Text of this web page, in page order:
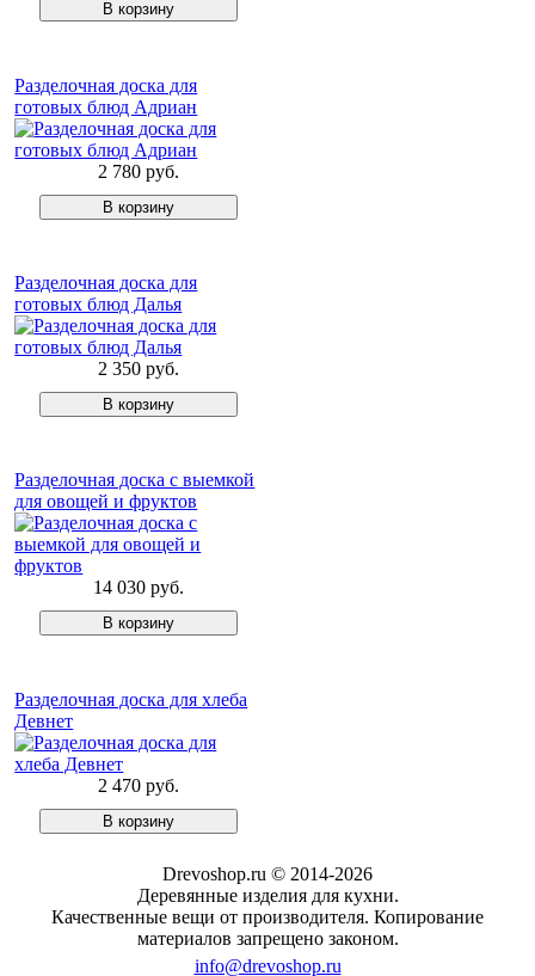
Разделочная доска для
готовых блюд Адриан
2 780 руб.
Разделочная доска для
готовых блюд Далья
2 350 руб.
Разделочная доска с выемкой
для овощей и фруктов
14 030 руб.
Разделочная доска для хлеба
Девнет
2 470 руб.
Drevoshop.ru © 2014-2026
Деревянные изделия для кухни.
Качественные вещи от производителя. Копирование
материалов запрещено законом.
info@drevoshop.ru